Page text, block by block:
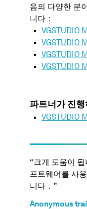
음의 다양한 분
니다：
VGSTUDIO
VGSTUDIO
VGSTUDIO
VGSTUDIO
파트너가 진행
VGSTUDIO
“ 크게 도움이
프트웨어를 사
니다．”
Anonymous